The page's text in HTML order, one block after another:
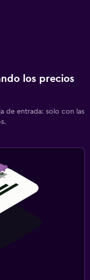
los precios
de entrada: solo con las